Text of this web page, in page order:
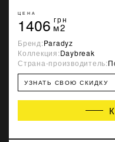
ЦЕНА
1406 грн
м2
Бренд:Paradyz
Коллекция:Daybreak
Страна-производитель:
УЗНАТЬ СВОЮ СКИДКУ